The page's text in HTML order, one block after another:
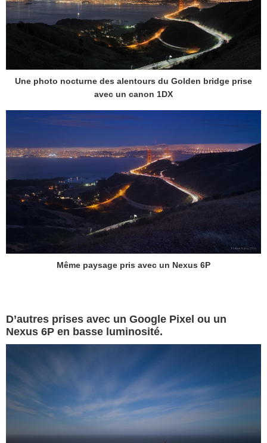
Une photo nocturne des alentours du Golden bridge prise
avec un canon 1DX
Même paysage pris avec un Nexus 6P
D’autres prises avec un Google Pixel ou un
Nexus 6P en basse luminosité.